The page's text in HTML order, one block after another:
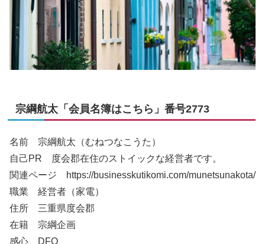
宗綱航太「会員名簿はこちら」番号2773
名前 宗綱航太（むねつなこうた）
自己PR 度会郡在住のストイックな経営者です。
関連ページ https://businesskutikomi.com/munetsunakota/
職業 経営者（家電）
住所 三重県度会郡
在籍 宗綱企画
感心 DFO